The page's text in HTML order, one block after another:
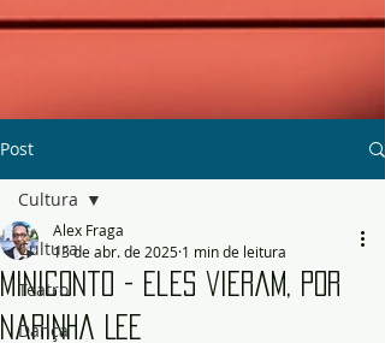
Post
Cultura
Teatro
Dança
Cultura
Miniconto - Eles vieram, por
Narinha Lee
Alex Fraga
13 de abr. de 2025 1 min de leitura